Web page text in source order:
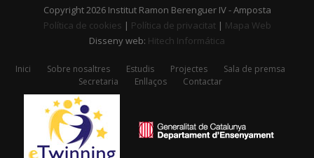
Copyright 2026 Institut Ramon Berenguer IV - Amposta
Política de cookies | Política de privacitat| Mapa Web
Disseny web: Hitech Informática
Inici Sobre nosaltres Estudis Projectes
Sala de premsa
Secretaria
Enllaços Contactar